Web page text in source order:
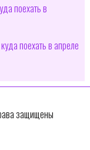
поехать в
поехать в апреле
защищены